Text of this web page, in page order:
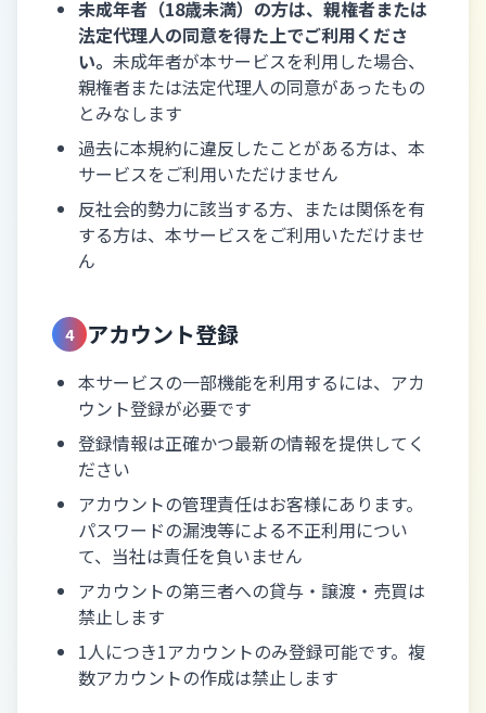
未成年者（18歳未満）の方は、親権者または
法定代理人の同意を得た上でご利用くださ
い。 未成年者が本サービスを利用した場合、
親権者または法定代理人の同意があったもの
とみなします
過去に本規約に違反したことがある方は、本
サービスをご利用いただけません
反社会的勢力に該当する方、または関係を有
する方は、本サービスをご利用いただけませ
ん
4 アカウント登録
本サービスの一部機能を利用するには、アカ
ウント登録が必要です
登録情報は正確かつ最新の情報を提供してく
ださい
アカウントの管理責任はお客様にあります。
パスワードの漏洩等による不正利用につい
て、当社は責任を負いません
アカウントの第三者への貸与・譲渡・売買は
禁止します
1人につき1アカウントのみ登録可能です。複
数アカウントの作成は禁止します